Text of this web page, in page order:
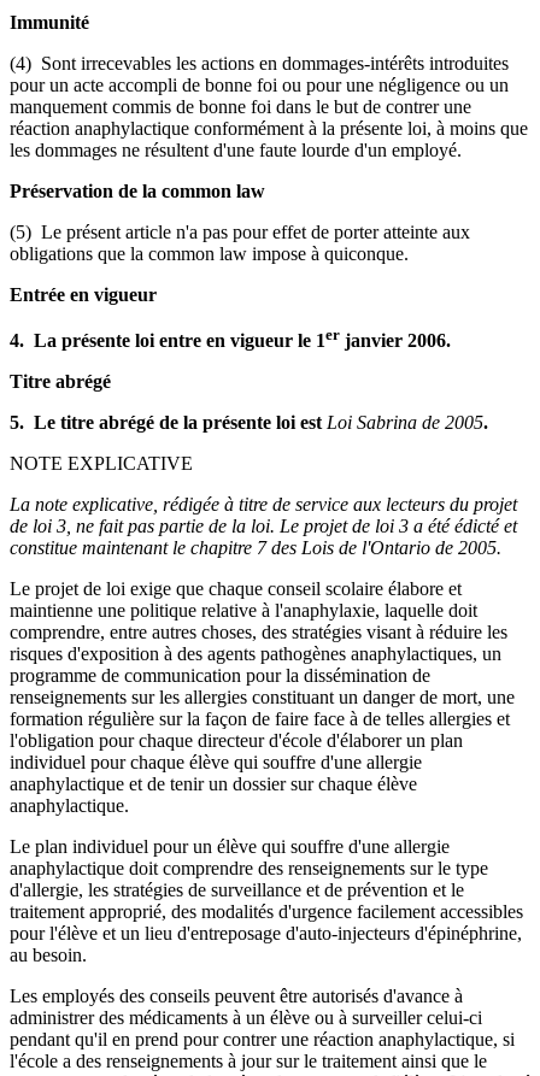
Immunité
(4) Sont irrecevables les actions en dommages-intérêts introduites
pour un acte accompli de bonne foi ou pour une négligence ou un
manquement commis de bonne foi dans le but de contrer une
réaction anaphylactique conformément à la présente loi, à moins que
les dommages ne résultent d'une faute lourde d'un employé.
Préservation de la common law
(5) Le présent article n'a pas pour effet de porter atteinte aux
obligations que la common law impose à quiconque.
Entrée en vigueur
4. La présente loi entre en vigueur le 1er janvier 2006.
Titre abrégé
5. Le titre abrégé de la présente loi est Loi Sabrina de 2005.
NOTE EXPLICATIVE
La note explicative, rédigée à titre de service aux lecteurs du projet
de loi 3, ne fait pas partie de la loi. Le projet de loi 3 a été édicté et
constitue maintenant le chapitre 7 des Lois de l'Ontario de 2005.
Le projet de loi exige que chaque conseil scolaire élabore et
maintienne une politique relative à l'anaphylaxie, laquelle doit
comprendre, entre autres choses, des stratégies visant à réduire les
risques d'exposition à des agents pathogènes anaphylactiques, un
programme de communication pour la dissémination de
renseignements sur les allergies constituant un danger de mort, une
formation régulière sur la façon de faire face à de telles allergies et
l'obligation pour chaque directeur d'école d'élaborer un plan
individuel pour chaque élève qui souffre d'une allergie
anaphylactique et de tenir un dossier sur chaque élève
anaphylactique.
Le plan individuel pour un élève qui souffre d'une allergie
anaphylactique doit comprendre des renseignements sur le type
d'allergie, les stratégies de surveillance et de prévention et le
traitement approprié, des modalités d'urgence facilement accessibles
pour l'élève et un lieu d'entreposage d'auto-injecteurs d'épinéphrine,
au besoin.
Les employés des conseils peuvent être autorisés d'avance à
administrer des médicaments à un élève ou à surveiller celui-ci
pendant qu'il en prend pour contrer une réaction anaphylactique, si
l'école a des renseignements à jour sur le traitement ainsi que le